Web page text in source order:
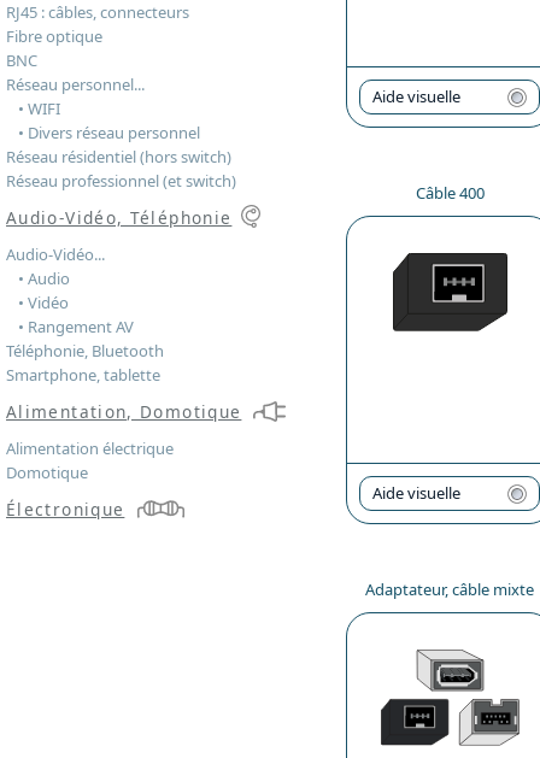
Aide visuelle
Câble 400
Aide visuelle
Adaptateur, câble mixte
RJ45 : câbles, connecteurs
Fibre optique
BNC
Réseau personnel...
• WIFI
• Divers réseau personnel
Réseau résidentiel (hors switch)
Réseau professionnel (et switch)
Audio-Vidéo, Téléphonie
Audio-Vidéo...
• Audio
• Vidéo
• Rangement AV
Téléphonie, Bluetooth
Smartphone, tablette
Alimentation, Domotique
Alimentation électrique
Domotique
Électronique